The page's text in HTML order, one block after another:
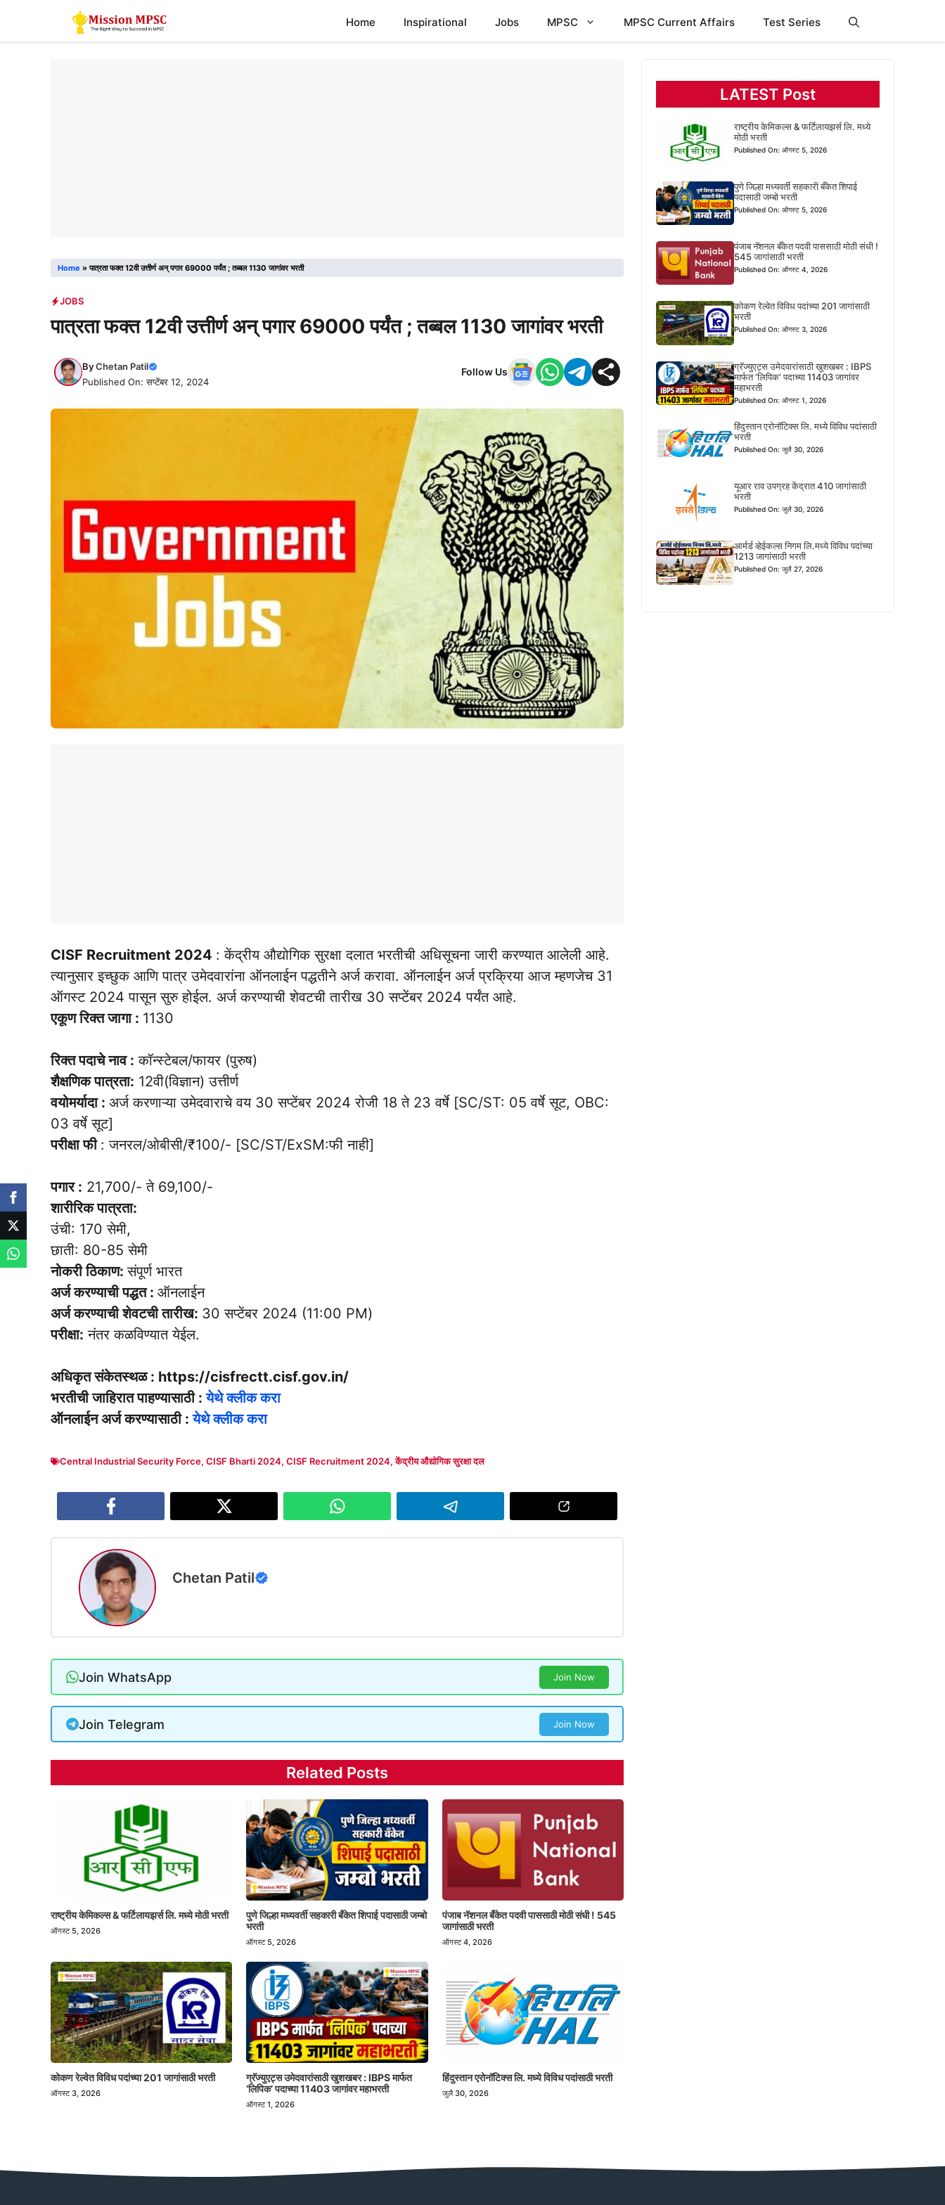
Home Inspirational Jobs MPSC MPSC Current Affairs Test Series
Home »पात्रता फक्त 12वी उत्तीर्ण अन् पगार 69000 पर्यंत ; तब्बल 1130 जागांवर भरती
JOBS
पात्रता फक्त 12वी उत्तीर्ण अन् पगार 69000 पर्यंत ; तब्बल 1130 जागांवर भरती
ByChetan Patil
Published On: सप्टेंबर 12, 2024
Follow Us
CISF Recruitment 2024 : केंद्रीय औद्योगिक सुरक्षा दलात भरतीची अधिसूचना जारी करण्यात आलेली आहे.
त्यानुसार इच्छुक आणि पात्र उमेदवारांना ऑनलाईन पद्धतीने अर्ज करावा. ऑनलाईन अर्ज प्रक्रिया आज म्हणजेच 31
ऑगस्ट 2024 पासून सुरु होईल. अर्ज करण्याची शेवटची तारीख 30 सप्टेंबर 2024 पर्यंत आहे.
एकूण रिक्त जागा : 1130
रिक्त पदाचे नाव : कॉन्स्टेबल/फायर (पुरुष)
शैक्षणिक पात्रता: 12वी(विज्ञान) उत्तीर्ण
वयोमर्यादा : अर्ज करणाऱ्या उमेदवाराचे वय 30 सप्टेंबर 2024 रोजी 18 ते 23 वर्षे [SC/ST: 05 वर्षे सूट, OBC:
03 वर्षे सूट]
परीक्षा फी : जनरल/ओबीसी/₹100/- [SC/ST/ExSM:फी नाही]
पगार : 21,700/- ते 69,100/-
शारीरिक पात्रता:
उंची: 170 सेमी,
छाती: 80-85 सेमी
नोकरी ठिकाण:संपूर्ण भारत
अर्ज करण्याची पद्धत : ऑनलाईन
अर्ज करण्याची शेवटची तारीख: 30 सप्टेंबर 2024 (11:00 PM)
परीक्षा: नंतर कळविण्यात येईल.
अधिकृत संकेतस्थळ : https://cisfrectt.cisf.gov.in/
भरतीची जाहिरात पाहण्यासाठी :येथे क्लीक करा
ऑनलाईन अर्ज करण्यासाठी :येथे क्लीक करा
Central Industrial Security Force, CISF Bharti 2024, CISF Recruitment 2024,केंद्रीय औद्योगिक सुरक्षा दल
Chetan Patil
Join WhatsApp Join Now
Join Telegram Join Now
Related Posts
राष्ट्रीय केमिकल्स & फर्टिलायझर्स लि. मध्ये मोठी भरती
ऑगस्ट 5, 2026
पुणे जिल्हा मध्यवर्ती सहकारी बँकेत शिपाई पदासाठी जम्बो
भरती
ऑगस्ट 5, 2026
पंजाब नॅशनल बँकेत पदवी पाससाठी मोठी संधी ! 545
जागांसाठी भरती
ऑगस्ट 4, 2026
कोकण रेल्वेत विविध पदांच्या 201 जागांसाठी भरती
ऑगस्ट 3, 2026
ग्रॅज्युएट्स उमेदवारांसाठी खुशखबर : IBPS मार्फत
‘लिपिक’ पदाच्या 11403 जागांवर महाभरती
ऑगस्ट 1, 2026
हिंदुस्तान एरोनॉटिक्स लि. मध्ये विविध पदांसाठी भरती
जुलै 30, 2026
LATEST Post
राष्ट्रीय केमिकल्स & फर्टिलायझर्स लि. मध्ये
मोठी भरती
Published On: ऑगस्ट 5, 2026
पुणे जिल्हा मध्यवर्ती सहकारी बँकेत शिपाई
पदासाठी जम्बो भरती
Published On: ऑगस्ट 5, 2026
पंजाब नॅशनल बँकेत पदवी पाससाठी मोठी संधी !
545 जागांसाठी भरती
Published On: ऑगस्ट 4, 2026
कोकण रेल्वेत विविध पदांच्या 201 जागांसाठी
भरती
Published On: ऑगस्ट 3, 2026
ग्रॅज्युएट्स उमेदवारांसाठी खुशखबर : IBPS
मार्फत ‘लिपिक’ पदाच्या 11403 जागांवर
महाभरती
Published On: ऑगस्ट 1, 2026
हिंदुस्तान एरोनॉटिक्स लि. मध्ये विविध पदांसाठी
भरती
Published On: जुलै 30, 2026
यूआर राव उपग्रह केंद्रात 410 जागांसाठी
भरती
Published On: जुलै 30, 2026
आर्मर्ड व्हेईकल्स निगम लि.मध्ये विविध पदांच्या
1213 जागांसाठी भरती
Published On: जुलै 27, 2026